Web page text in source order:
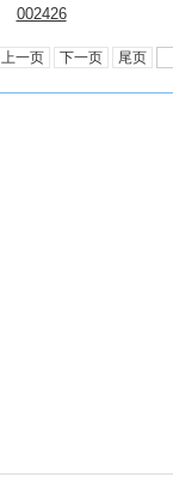
002426
上一页 下一页 尾页